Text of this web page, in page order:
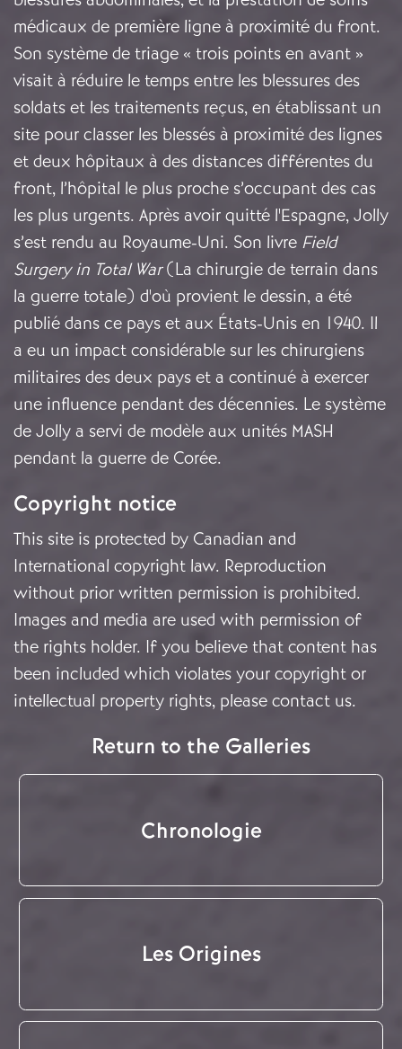
médicaux de première ligne à proximité du front.
Son système de triage « trois points en avant »
visait à réduire le temps entre les blessures des
soldats et les traitements reçus, en établissant un
site pour classer les blessés à proximité des lignes
et deux hôpitaux à des distances différentes du
front, l’hôpital le plus proche s’occupant des cas
les plus urgents. Après avoir quitté l'Espagne, Jolly
s’est rendu au Royaume-Uni. Son livre Field
Surgery in Total War(La chirurgie de terrain dans
la guerre totale) d'où provient le dessin, a été
publié dans ce pays et aux États-Unis en 1940. Il
a eu un impact considérable sur les chirurgiens
militaires des deux pays et a continué à exercer
une influence pendant des décennies. Le système
de Jolly a servi de modèle aux unités MASH
pendant la guerre de Corée.
Copyright notice
This site is protected by Canadian and
International copyright law. Reproduction
without prior written permission is prohibited.
Images and media are used with permission of
the rights holder. If you believe that content has
been included which violates your copyright or
intellectual property rights, please contact us.
Return to the Galleries
Chronologie
Les Origines